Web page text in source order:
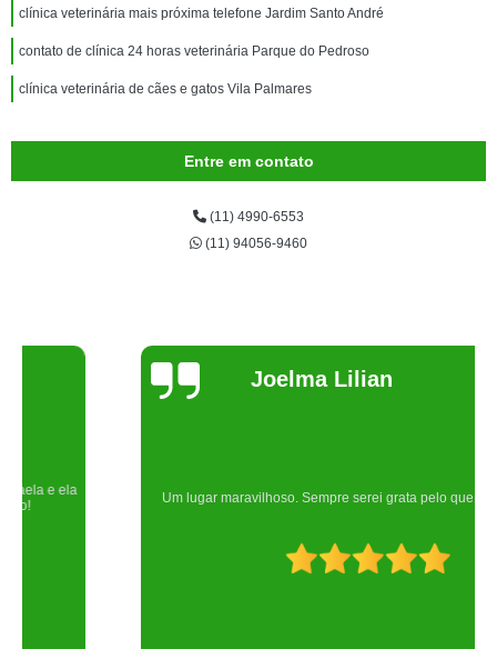
clínica veterinária mais próxima telefone Jardim Santo André
contato de clínica 24 horas veterinária Parque do Pedroso
clínica veterinária de cães e gatos Vila Palmares
Entre em contato
(11) 4990-6553
(11) 94056-9460
Joelma Lilian
Um lugar maravilhoso. Sempre serei grata pelo que fizeram por nós!